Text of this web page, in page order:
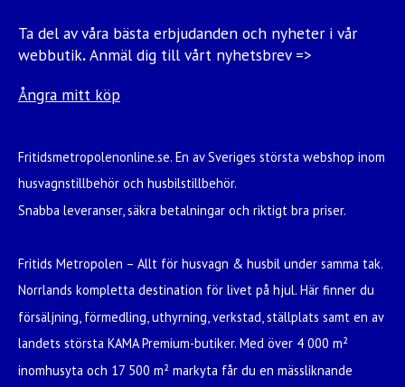
Ta del av våra bästa erbjudanden och nyheter i vår
webbutik.Anmäl dig till vårt nyhetsbrev =>
Ångra mitt köp
Fritidsmetropolenonline.se. En av Sveriges största webshop inom
husvagnstillbehör och husbilstillbehör.
Snabba leveranser, säkra betalningar och riktigt bra priser.
Fritids Metropolen – Allt för husvagn & husbil under samma tak.
Norrlands kompletta destination för livet på hjul. Här finner du
försäljning, förmedling, uthyrning, verkstad, ställplats samt en av
landets största KAMA Premium-butiker. Med över 4 000 m²
inomhusyta och 17 500 m² markyta får du en mässliknande